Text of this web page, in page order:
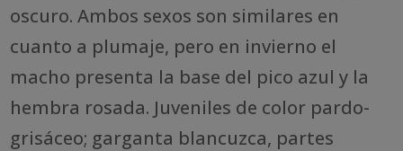
oscuro. Ambos sexos son similares en
cuanto a plumaje, pero en invierno el
macho presenta la base del pico azul y la
hembra rosada. Juveniles de color pardo-
grisáceo; garganta blancuzca, partes